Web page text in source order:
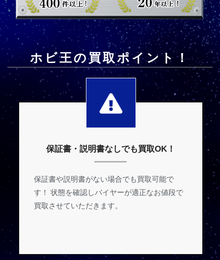
ホビ王の買取ポイント！
保証書・説明書なしでも買取OK！
保証書や説明書がない場合でも買取可能で
す！ 状態を確認しバイヤーが適正なお値段で
買取させていただきます。